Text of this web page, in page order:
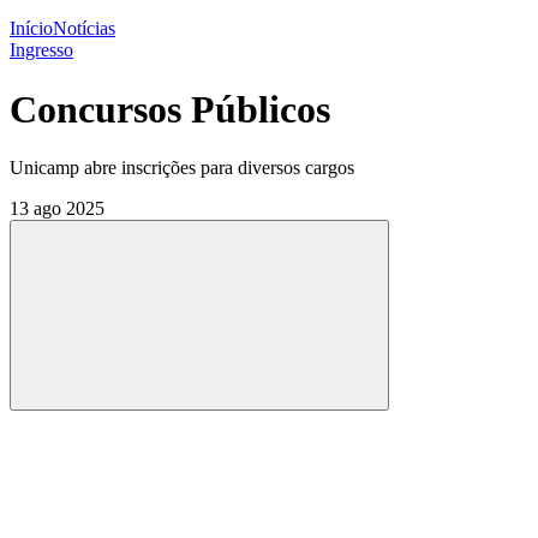
InícioNotícias
Ingresso
Concursos Públicos
Unicamp abre inscrições para diversos cargos
13 ago 2025
Compartilhar